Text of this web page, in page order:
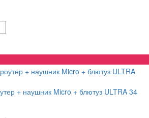
+ наушник Micro + блютуз ULTRA 34